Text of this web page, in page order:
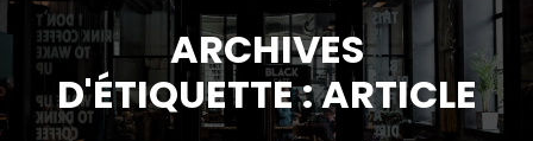
ARCHIVES
D'ÉTIQUETTE :ARTICLE